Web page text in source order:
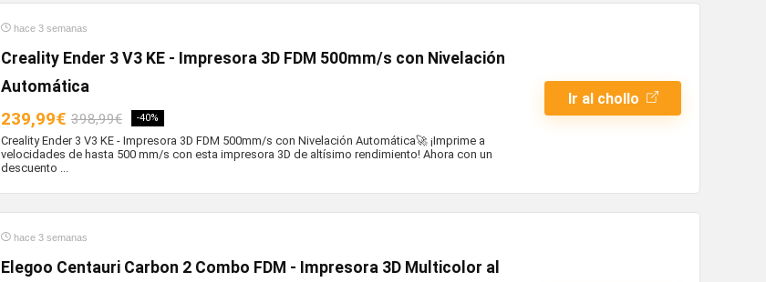
hace 3 semanas
Creality Ender 3 V3 KE - Impresora 3D FDM 500mm/s con Nivelación
Automática
239,99€ 398,99€ -40%
Creality Ender 3 V3 KE - Impresora 3D FDM 500mm/s con Nivelación Automática🚀 ¡Imprime a
velocidades de hasta 500 mm/s con esta impresora 3D de altísimo rendimiento! Ahora con un
descuento ...
Ir al chollo
hace 3 semanas
Elegoo Centauri Carbon 2 Combo FDM - Impresora 3D Multicolor al